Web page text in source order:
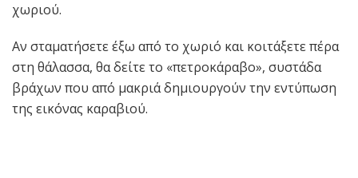
χωριού.
Αν σταματήσετε έξω από το χωριό και κοιτάξετε πέρα
στη θάλασσα, θα δείτε το «πετροκάραβο», συστάδα
βράχων που από μακριά δημιουργούν την εντύπωση
της εικόνας καραβιού.